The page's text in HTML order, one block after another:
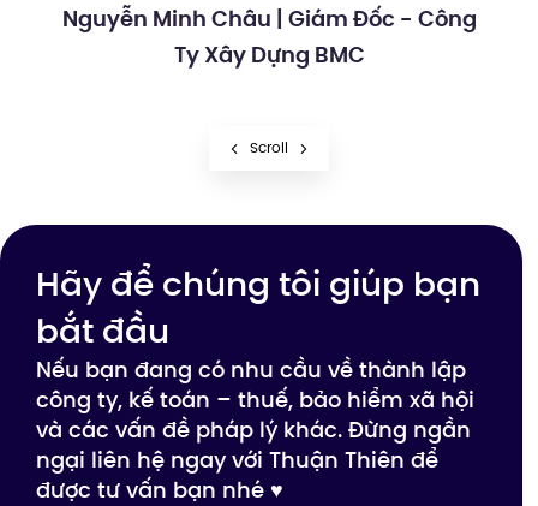
Nguyễn Minh Châu | Giám Đốc - Công
Ty Xây Dựng BMC
Scroll
Hãy để chúng tôi giúp bạn
bắt đầu
Nếu bạn đang có nhu cầu về thành lập
công ty, kế toán – thuế, bảo hiểm xã hội
và các vấn đề pháp lý khác. Đừng ngần
ngại liên hệ ngay với Thuận Thiên để
được tư vấn bạn nhé ♥️